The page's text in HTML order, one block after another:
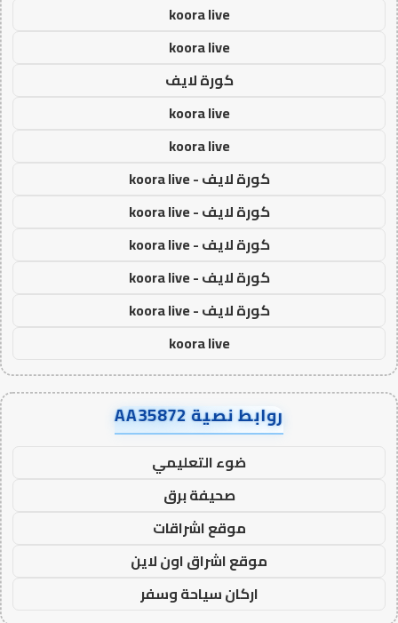
koora live
koora live
كورة لايف
koora live
koora live
كورة لايف - koora live
كورة لايف - koora live
كورة لايف - koora live
كورة لايف - koora live
كورة لايف - koora live
koora live
روابط نصية AA35872
ضوء التعليمي
صحيفة برق
موقع اشراقات
موقع اشراق اون لاين
اركان سياحة وسفر